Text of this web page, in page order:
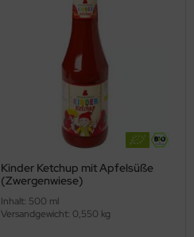
Kinder Ketchup mit Apfelsüße
(Zwergenwiese)
Inhalt: 500 ml
Versandgewicht: 0,550 kg